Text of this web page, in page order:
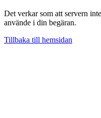
Det verkar som att servern
använde i din begäran.
Tillbaka till hemsidan